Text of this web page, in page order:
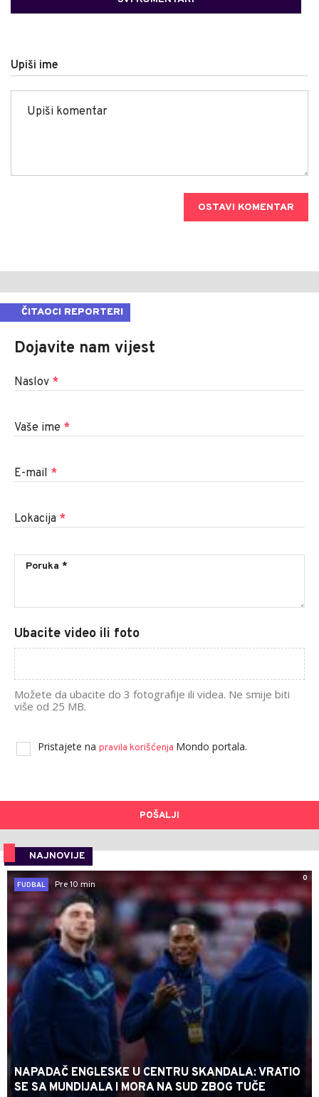
Upiši ime
OSTAVI KOMENTAR
ČITAOCI REPORTERI
Dojavite nam vijest
Naslov *
Vaše ime *
E-mail *
Lokacija *
Ubacite video ili foto
Možete da ubacite do 3 fotografije ili videa. Ne smije biti
više od 25 MB.
Pristajete na pravila korišćenja Mondo portala.
POŠALJI
NAJNOVIJE
0
FUDBAL
Pre 10 min
NAPADAČ ENGLESKE U CENTRU SKANDALA: VRATIO
SE SA MUNDIJALA I MORA NA SUD ZBOG TUČE